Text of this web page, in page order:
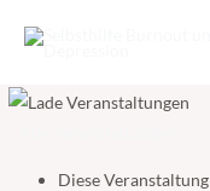
Inhalt
Diese